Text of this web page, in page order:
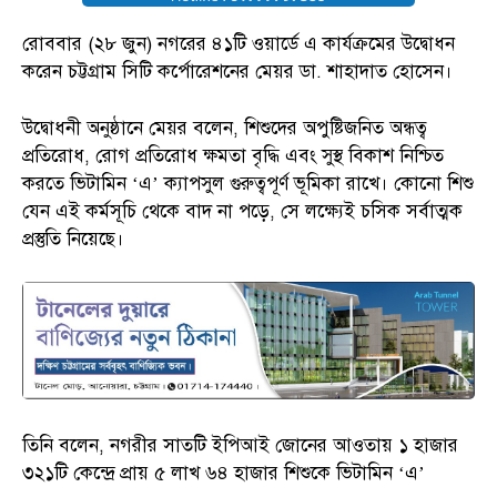
রোববার (২৮ জুন) নগরের ৪১টি ওয়ার্ডে এ কার্যক্রমের উদ্বোধন
করেন চট্টগ্রাম সিটি কর্পোরেশনের মেয়র ডা. শাহাদাত হোসেন।
উদ্বোধনী অনুষ্ঠানে মেয়র বলেন, শিশুদের অপুষ্টিজনিত অন্ধত্ব
প্রতিরোধ, রোগ প্রতিরোধ ক্ষমতা বৃদ্ধি এবং সুস্থ বিকাশ নিশ্চিত
করতে ভিটামিন ‘এ’ ক্যাপসুল গুরুত্বপূর্ণ ভূমিকা রাখে। কোনো শিশু
যেন এই কর্মসূচি থেকে বাদ না পড়ে, সে লক্ষ্যেই চসিক সর্বাত্মক
প্রস্তুতি নিয়েছে।
তিনি বলেন, নগরীর সাতটি ইপিআই জোনের আওতায় ১ হাজার
৩২১টি কেন্দ্রে প্রায় ৫ লাখ ৬৪ হাজার শিশুকে ভিটামিন ‘এ’